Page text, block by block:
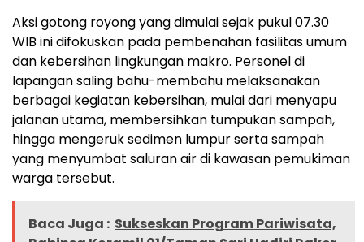
Aksi gotong royong yang dimulai sejak pukul 07.30
WIB ini difokuskan pada pembenahan fasilitas umum
dan kebersihan lingkungan makro. Personel di
lapangan saling bahu-membahu melaksanakan
berbagai kegiatan kebersihan, mulai dari menyapu
jalanan utama, membersihkan tumpukan sampah,
hingga mengeruk sedimen lumpur serta sampah
yang menyumbat saluran air di kawasan pemukiman
warga tersebut.
Baca Juga : Sukseskan Program Pariwisata,